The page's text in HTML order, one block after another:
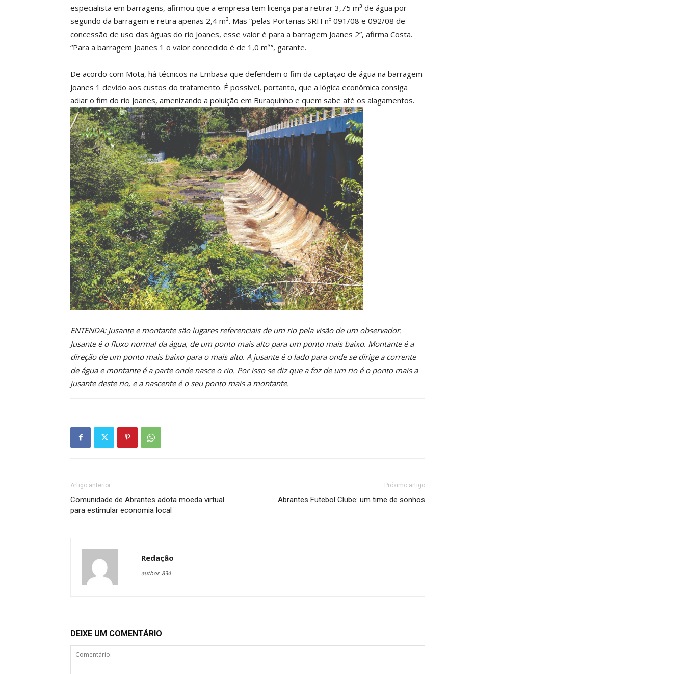
especialista em barragens, afirmou que a empresa tem licença para retirar 3,75 m³ de água por
segundo da barragem e retira apenas 2,4 m³. Mas “pelas Portarias SRH nº 091/08 e 092/08 de
concessão de uso das águas do rio Joanes, esse valor é para a barragem Joanes 2”, afirma Costa.
“Para a barragem Joanes 1 o valor concedido é de 1,0 m³”, garante.
De acordo com Mota, há técnicos na Embasa que defendem o fim da captação de água na barragem
Joanes 1 devido aos custos do tratamento. É possível, portanto, que a lógica econômica consiga
adiar o fim do rio Joanes, amenizando a poluição em Buraquinho e quem sabe até os alagamentos.
ENTENDA: Jusante e montante são lugares referenciais de um rio pela visão de um observador.
Jusante é o fluxo normal da água, de um ponto mais alto para um ponto mais baixo. Montante é a
direção de um ponto mais baixo para o mais alto. A jusante é o lado para onde se dirige a corrente
de água e montante é a parte onde nasce o rio. Por isso se diz que a foz de um rio é o ponto mais a
jusante deste rio, e a nascente é o seu ponto mais a montante.
Artigo anterior
Comunidade de Abrantes adota moeda virtual
para estimular economia local
Próximo artigo
Abrantes Futebol Clube: um time de sonhos
Redação
author_834
DEIXE UM COMENTÁRIO